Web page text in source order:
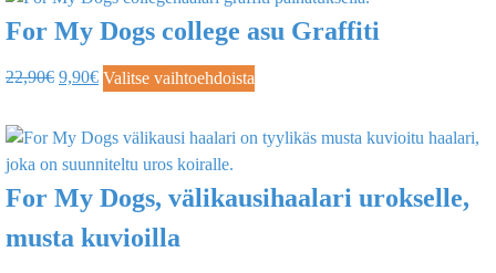
For My Dogs college asu Graffiti
22,90€ 9,90€ Valitse vaihtoehdoista
For My Dogs, välikausihaalari urokselle,
musta kuvioilla